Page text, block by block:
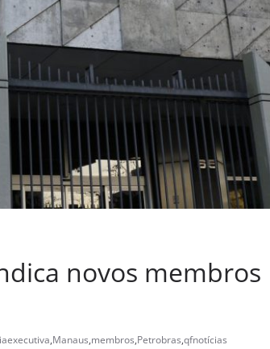
novos membros
,Manaus,membros,Petrobras,qfnotícias